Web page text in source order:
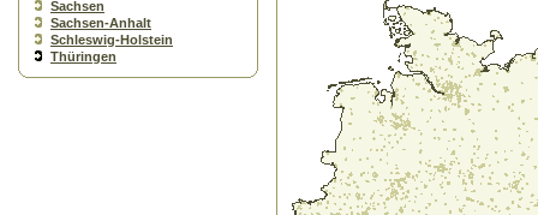
Sachsen
Sachsen-Anhalt
Schleswig-Holstein
Thüringen